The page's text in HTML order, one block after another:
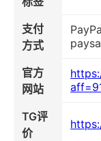
支付
方式
官方
网站
TG评
价